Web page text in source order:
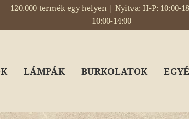
120.000 termék egy helyen | Nyitva: H-P: 10:00-
10:00-14:00
LÁMPÁK BURKOLATOK